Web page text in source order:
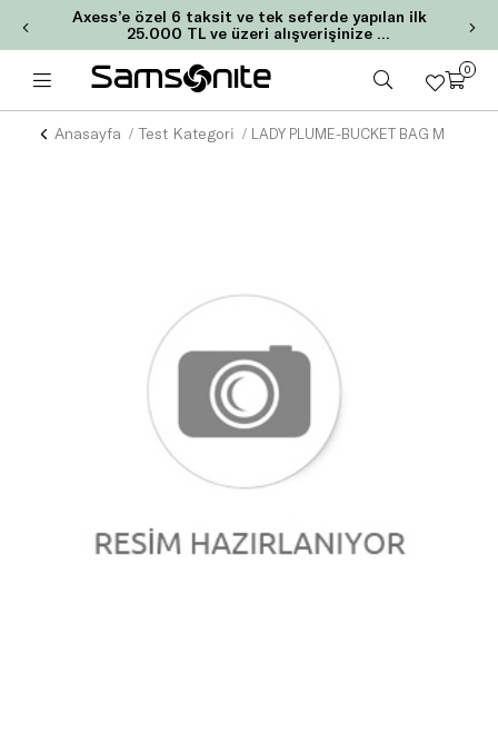
Axess’e özel 6 taksit ve tek seferde yapılan ilk
25.000 TL ve üzeri alışverişinize
2.000 TL Chip-Para!
0
Anasayfa Test Kategori LADY PLUME-BUCKET BAG M